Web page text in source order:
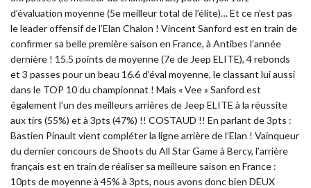
d’évaluation moyenne (5e meilleur total de l’élite)… Et ce n’est pas
le leader offensif de l’Elan Chalon ! Vincent Sanford est en train de
confirmer sa belle première saison en France, à Antibes l’année
dernière ! 15.5 points de moyenne (7e de Jeep ELITE), 4 rebonds
et 3 passes pour un beau 16.6 d’éval moyenne, le classant lui aussi
dans le TOP 10 du championnat ! Mais « Vee » Sanford est
également l’un des meilleurs arrières de Jeep ELITE à la réussite
aux tirs (55%) et à 3pts (47%) !! COSTAUD !! En parlant de 3pts :
Bastien Pinault vient compléter la ligne arrière de l’Elan ! Vainqueur
du dernier concours de Shoots du All Star Game à Bercy, l’arrière
français est en train de réaliser sa meilleure saison en France :
10pts de moyenne à 45% à 3pts, nous avons donc bien DEUX